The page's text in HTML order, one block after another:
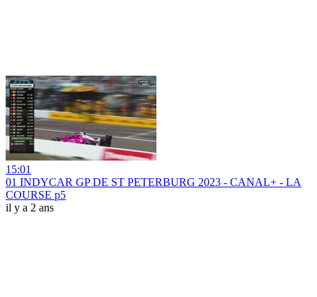
15:01
01 INDYCAR GP DE ST PETERBURG 2023 - CANAL+ - LA
COURSE p5
il y a 2 ans